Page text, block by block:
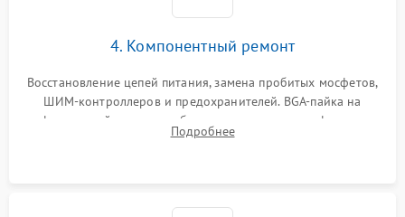
4. Компонентный ремонт
Восстановление цепей питания, замена пробитых мосфетов,
ШИМ-контроллеров и предохранителей. BGA-пайка на
инфракрасной станции реболлинг или замена графического
чипа и дефектной памяти GDDR. Прошивка BIOS
Подробнее